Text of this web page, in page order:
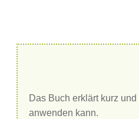
Das Buch erklärt kurz
anwenden kann.